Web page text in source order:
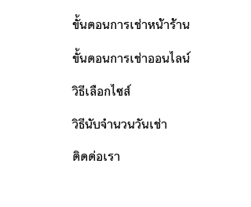
ขั้นตอนการเช่าหน้าร้าน
ขั้นตอนการเช่าออนไลน์
วิธีเลือกไซส์
วิธีนับจำนวนวันเช่า
ติดต่อเรา